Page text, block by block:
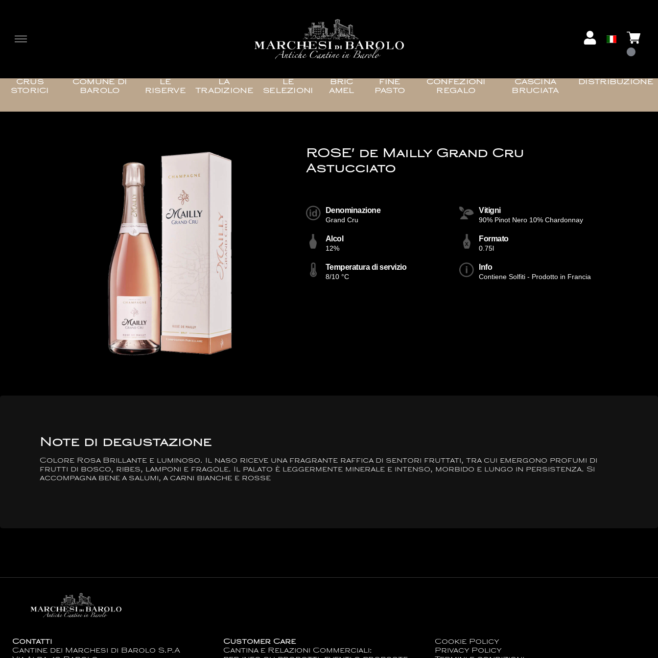
CRUS
STORICI
COMUNE DI
BAROLO
LE
RISERVE
LA
TRADIZIONE
LE
SELEZIONI
BRIC
AMEL
FINE
PASTO
CONFEZIONI
REGALO
CASCINA
BRUCIATA
DISTRIBUZIONE
ROSE' de Mailly Grand Cru
Astucciato
Denominazione
Grand Cru
Vitigni
90% Pinot Nero 10% Chardonnay
Alcol
12%
Formato
0.75l
Temperatura di servizio
8/10 °C
Info
Contiene Solfiti - Prodotto in Francia
Note di degustazione
Colore Rosa Brillante e luminoso. Il naso riceve una fragrante raffica di sentori fruttati, tra cui emergono profumi di
frutti di bosco, ribes, lamponi e fragole. Il palato è leggermente minerale e intenso, morbido e lungo in persistenza. Si
accompagna bene a salumi, a carni bianche e rosse
Contatti
Cantine dei Marchesi di Barolo S.p.A
Customer Care
Cantina e Relazioni Commerciali:
Cookie Policy
Privacy Policy